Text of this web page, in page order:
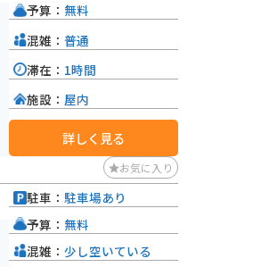
予算： 無料
混雑： 普通
滞在： 1時間
施設： 屋内
詳しく見る
お気に入り
駐車： 駐車場あり
予算： 無料
混雑： 少し空いている